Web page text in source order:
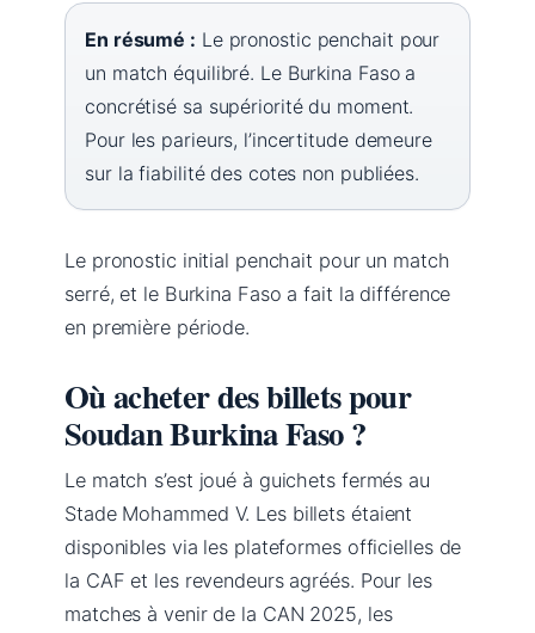
En résumé : Le pronostic penchait pour
un match équilibré. Le Burkina Faso a
concrétisé sa supériorité du moment.
Pour les parieurs, l’incertitude demeure
sur la fiabilité des cotes non publiées.
Le pronostic initial penchait pour un match
serré, et le Burkina Faso a fait la différence
en première période.
Où acheter des billets pour
Soudan Burkina Faso ?
Le match s’est joué à guichets fermés au
Stade Mohammed V. Les billets étaient
disponibles via les plateformes officielles de
la CAF et les revendeurs agréés. Pour les
matches à venir de la CAN 2025, les